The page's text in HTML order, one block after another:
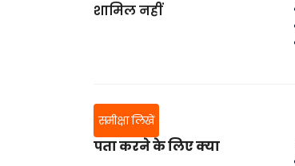
शामिल नहीं
समीक्षा लिखें
पता करने के लिए क्या